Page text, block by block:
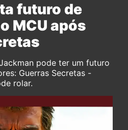
futuro de
MCU após
pode ter um futuro
Guerras Secretas -
rolar.